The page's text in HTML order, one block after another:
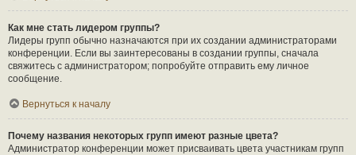
Как мне стать лидером группы?
Лидеры групп обычно назначаются при их создании администраторами
конференции. Если вы заинтересованы в создании группы, сначала
свяжитесь с администратором; попробуйте отправить ему личное
сообщение.
Вернуться к началу
Почему названия некоторых групп имеют разные цвета?
Администратор конференции может присваивать цвета участникам групп